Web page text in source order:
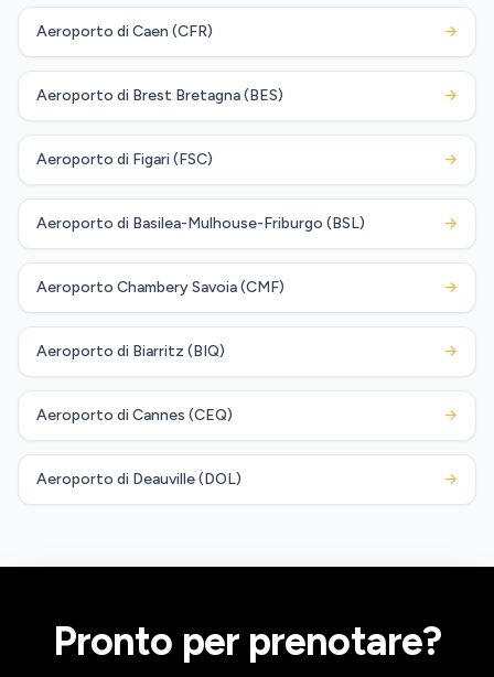
Aeroporto di Caen (CFR) →
Aeroporto di Brest Bretagna (BES) →
Aeroporto di Figari (FSC) →
Aeroporto di Basilea-Mulhouse-Friburgo (BSL) →
Aeroporto Chambery Savoia (CMF) →
Aeroporto di Biarritz (BIQ) →
Aeroporto di Cannes (CEQ) →
Aeroporto di Deauville (DOL) →
Pronto per prenotare?